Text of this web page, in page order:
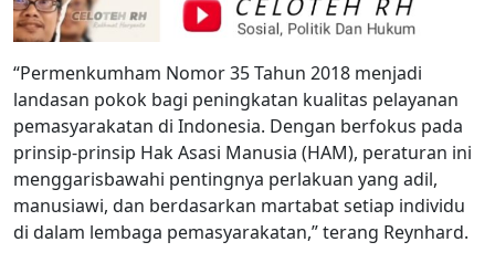
“Permenkumham Nomor 35 Tahun 2018 menjadi
landasan pokok bagi peningkatan kualitas pelayanan
pemasyarakatan di Indonesia. Dengan berfokus pada
prinsip-prinsip Hak Asasi Manusia (HAM), peraturan ini
menggarisbawahi pentingnya perlakuan yang adil,
manusiawi, dan berdasarkan martabat setiap individu
di dalam lembaga pemasyarakatan,” terang Reynhard.